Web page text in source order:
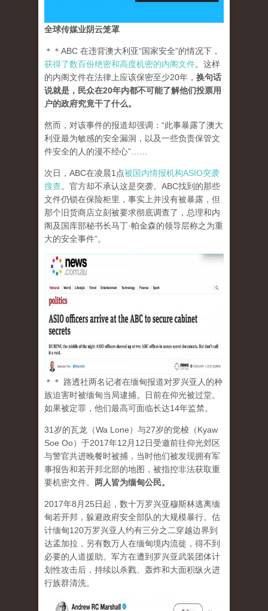
全球传媒业阴云笼罩
＊＊ABC 在违背澳大利亚“国家安全”的情况下，
获得了数百份绝密和高度机密的内阁文件。这样
的内阁文件在法律上应该保密至少20年， 换句话
说就是，民众在20年内都不可能了解他们投票用
户的政府究竟干了什么。
然而，对该事件的报道却强调：“此事暴露了澳大
利亚最为敏感的安全漏洞，以及一些负责保管文
件安全的人的漫不经心”……
次日，ABC在凌晨1点被国内情报机构ASIO突袭
搜查。官方却不承认这是突袭。ABC找到的那些
文件仍锁在保险柜里，事实上并没有被暴露，但
那个旧货商店立刻被要求彻底调查了，总理和内
阁及国库部秘书长马丁·帕金森的领导层称之为重
大的安全事件”。
＊＊ 路透社两名记者在缅甸报道对罗兴亚人的种
族迫害时被缅甸当局逮捕。日前在仰光被过堂。
如果被定罪，他们最高可面临长达14年监禁。
31岁的瓦龙（Wa Lone）与27岁的觉梭（Kyaw
Soe Oo）于2017年12月12日受邀前往仰光郊区
与警官共进晚餐时被捕，当时他们被发现拥有军
事报告和若开邦北部的地图，被指控非法获取重
要机密文件。 两人皆为缅甸公民。
2017年8月25日起，数十万罗兴亚穆斯林逃离缅
甸若开邦，躲避政府安全部队的大规模暴行。估
计缅甸120万罗兴亚人约有三分之二穿越边界到
达孟加拉，另有数万人在缅甸境内流徙，得不到
必要的人道援助。军方在遭到罗兴亚武装团体计
划性攻击后，持续以杀戮、轰炸和大面积纵火进
行族群清洗。